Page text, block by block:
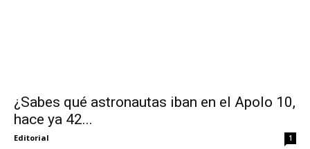
¿Sabes qué astronautas iban en el Apolo 10,
hace ya 42...
Editorial 1